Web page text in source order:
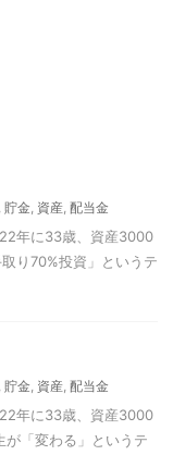
, 貯金, 資産, 配当金
年に33歳、資産3000
り70%投資」というテ
, 貯金, 資産, 配当金
年に33歳、資産3000
が「変わる」というテ